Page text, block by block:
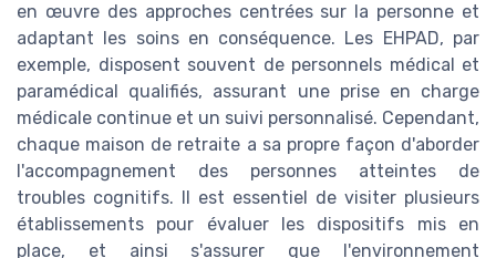
en œuvre des approches centrées sur la personne et
adaptant les soins en conséquence. Les EHPAD, par
exemple, disposent souvent de personnels médical et
paramédical qualifiés, assurant une prise en charge
médicale continue et un suivi personnalisé. Cependant,
chaque maison de retraite a sa propre façon d'aborder
l'accompagnement des personnes atteintes de
troubles cognitifs. Il est essentiel de visiter plusieurs
établissements pour évaluer les dispositifs mis en
place, et ainsi s'assurer que l'environnement